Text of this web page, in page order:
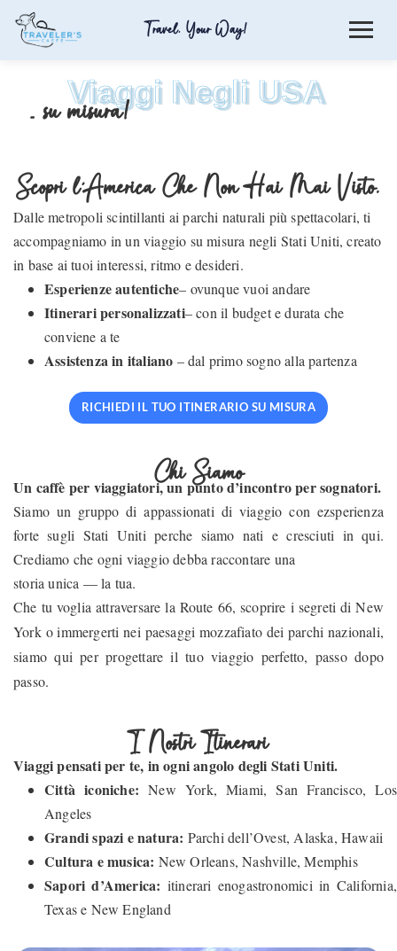
Travel. Your Way!
Viaggi Negli USA
… su misura!
Scopri l’America Che Non Hai Mai Visto.
Dalle metropoli scintillanti ai parchi naturali più spettacolari, ti
accompagniamo in un viaggio su misura negli Stati Uniti, creato
in base ai tuoi interessi, ritmo e desideri.
Esperienze autentiche– ovunque vuoi andare
Itinerari personalizzati– con il budget e durata che
conviene a te
Assistenza in italiano – dal primo sogno alla partenza
RICHIEDI IL TUO ITINERARIO SU MISURA
Chi Siamo
Un caffè per viaggiatori, un punto d’incontro per sognatori.
Siamo un gruppo di appassionati di viaggio con ezsperienza
forte sugli Stati Uniti perche siamo nati e cresciuti in qui.
Crediamo che ogni viaggio debba raccontare una
storia unica — la tua.
Che tu voglia attraversare la Route 66, scoprire i segreti di New
York o immergerti nei paesaggi mozzafiato dei parchi nazionali,
siamo qui per progettare il tuo viaggio perfetto, passo dopo
passo.
I Nostri Itinerari
Viaggi pensati per te, in ogni angolo degli Stati Uniti.
Città iconiche: New York, Miami, San Francisco, Los
Angeles
Grandi spazi e natura: Parchi dell’Ovest, Alaska, Hawaii
Cultura e musica: New Orleans, Nashville, Memphis
Sapori d’America: itinerari enogastronomici in California,
Texas e New England